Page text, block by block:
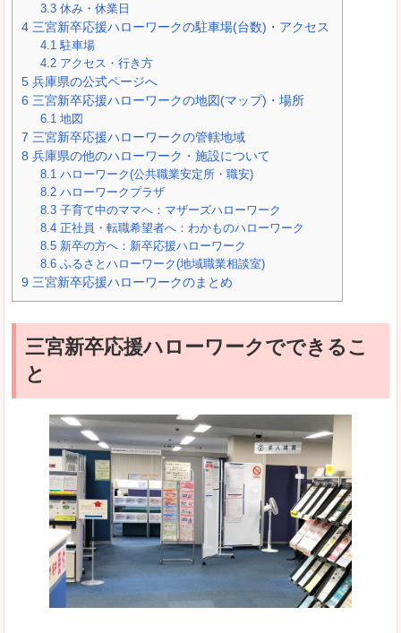
3.3 休み・休業日
4 三宮新卒応援ハローワークの駐車場(台数)・アクセス
4.1 駐車場
4.2 アクセス・行き方
5 兵庫県の公式ページへ
6 三宮新卒応援ハローワークの地図(マップ)・場所
6.1 地図
7 三宮新卒応援ハローワークの管轄地域
8 兵庫県の他のハローワーク・施設について
8.1 ハローワーク(公共職業安定所・職安)
8.2 ハローワークプラザ
8.3 子育て中のママへ：マザーズハローワーク
8.4 正社員・転職希望者へ：わかものハローワーク
8.5 新卒の方へ：新卒応援ハローワーク
8.6 ふるさとハローワーク(地域職業相談室)
9 三宮新卒応援ハローワークのまとめ
三宮新卒応援ハローワークでできるこ
と